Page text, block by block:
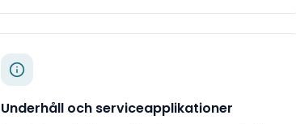
Underhåll och serviceapplikationer